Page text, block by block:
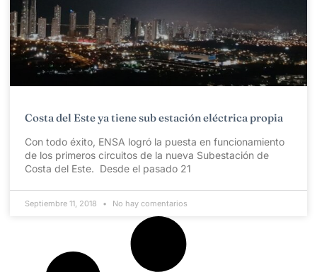
Costa del Este ya tiene sub estación eléctrica propia
Con todo éxito, ENSA logró la puesta en funcionamiento
de los primeros circuitos de la nueva Subestación de
Costa del Este. Desde el pasado 21
Septiembre 11, 2018 No hay comentarios